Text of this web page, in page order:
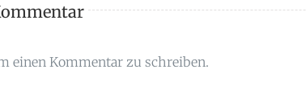
einen Kommentar zu schreiben.